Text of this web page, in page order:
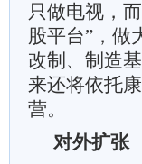
只做电视，
股平台”，做
改制、制造
来还将依托
营。
对外扩张